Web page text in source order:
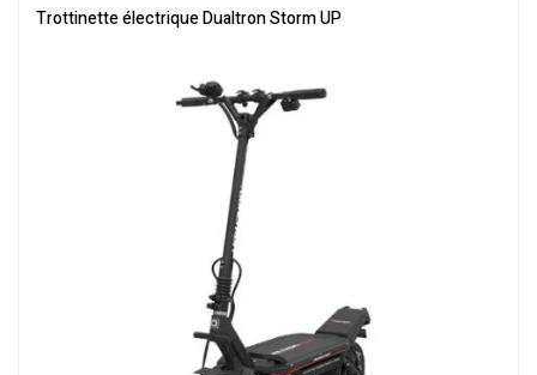
Electrique
Trottinette électrique Dualtron Storm UP